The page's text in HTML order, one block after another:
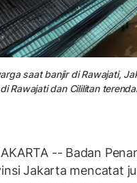
saat banjir di Rawajati,
Rawajati dan Cililitan
-- Badan
Jakarta mencatat